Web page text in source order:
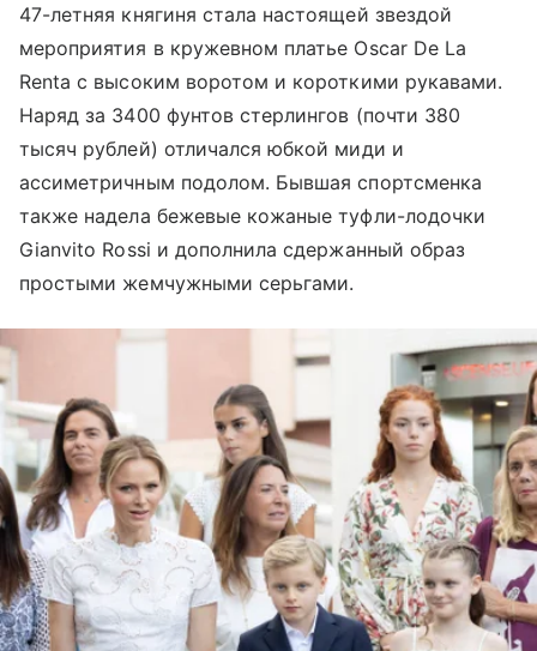
47-летняя княгиня стала настоящей звездой
мероприятия в кружевном платье Oscar De La
Renta с высоким воротом и короткими рукавами.
Наряд за 3400 фунтов стерлингов (почти 380
тысяч рублей) отличался юбкой миди и
ассиметричным подолом. Бывшая спортсменка
также надела бежевые кожаные туфли-лодочки
Gianvito Rossi и дополнила сдержанный образ
простыми жемчужными серьгами.